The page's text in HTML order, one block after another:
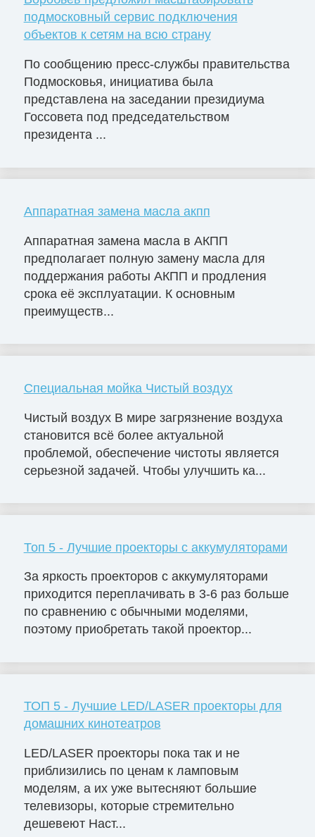
подмосковный сервис подключения
объектов к сетям на всю страну
По сообщению пресс-службы правительства
Подмосковья, инициатива была
представлена на заседании президиума
Госсовета под председательством
президента ...
Аппаратная замена масла акпп
Аппаратная замена масла в АКПП
предполагает полную замену масла для
поддержания работы АКПП и продления
срока её эксплуатации. К основным
преимуществ...
Специальная мойка Чистый воздух
Чистый воздух В мире загрязнение воздуха
становится всё более актуальной
проблемой, обеспечение чистоты является
серьезной задачей. Чтобы улучшить ка...
Топ 5 - Лучшие проекторы с аккумуляторами
За яркость проекторов с аккумуляторами
приходится переплачивать в 3-6 раз больше
по сравнению с обычными моделями,
поэтому приобретать такой проектор...
ТОП 5 - Лучшие LED/LASER проекторы для
домашних кинотеатров
LED/LASER проекторы пока так и не
приблизились по ценам к ламповым
моделям, а их уже вытесняют большие
телевизоры, которые стремительно
дешевеют Наст...